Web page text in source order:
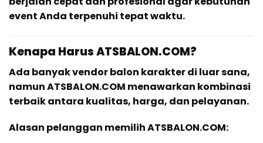
event Anda terpenuhi tepat waktu.
Kenapa Harus ATSBALON.COM?
Ada banyak vendor balon karakter di luar sana,
namun ATSBALON.COM menawarkan kombinasi
terbaik antara kualitas, harga, dan pelayanan.
Alasan pelanggan memilih ATSBALON.COM: